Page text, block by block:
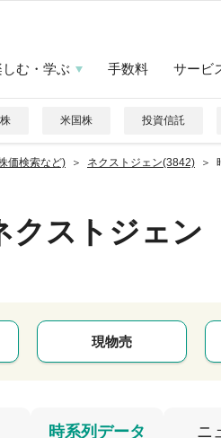
しむ・学ぶ 手数料 サービ
米国株 投資信託
価検索など) ネクストジェン(3842)
クストジェン
現物売
時系列データ ニ